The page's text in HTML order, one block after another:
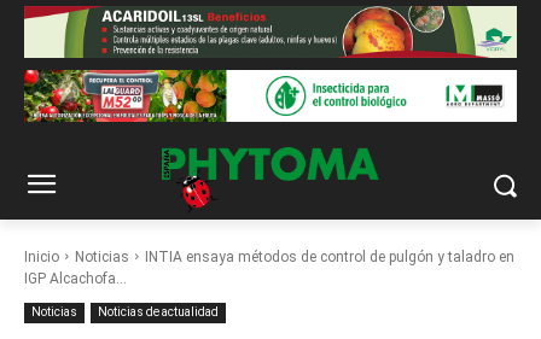
Inicio Noticias
INTIA ensaya métodos de control de pulgón y taladro en
IGP Alcachofa...
Noticias Noticias de actualidad